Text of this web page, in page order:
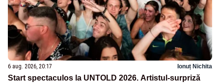
6 aug. 2026, 20:17 Ionuț Nichita
Start spectaculos la UNTOLD 2026. Artistul-surpriză